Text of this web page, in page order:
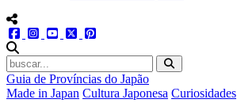
menu redes social
facebookinstagram
youtube
twitter
Guia de Províncias do Japão
Made in Japan Cultura Japonesa Curiosidades